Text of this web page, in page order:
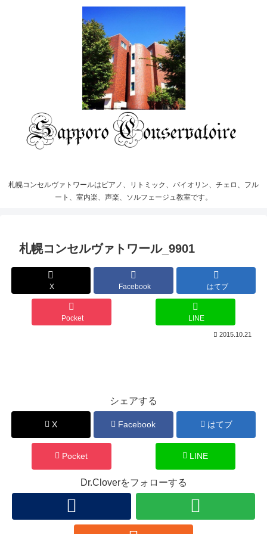
札幌コンセルヴァトワールはピアノ、リトミック、バイオリン、チェロ、フル
ート、室内楽、声楽、ソルフェージュ教室です。
札幌コンセルヴァトワール_9901
X Facebook はてブ
Pocket LINE
2015.10.21
シェアする
X Facebook はてブ
Pocket LINE
Dr.Cloverをフォローする